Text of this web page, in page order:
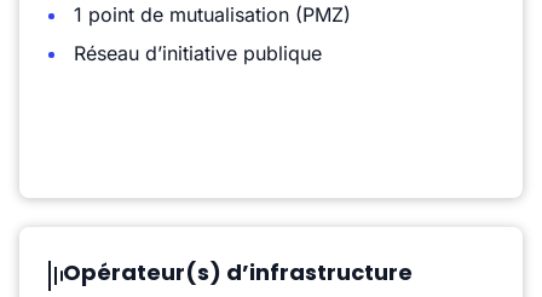
1 point de mutualisation (PMZ)
Réseau d’initiative publique
Opérateur(s) d’infrastructure